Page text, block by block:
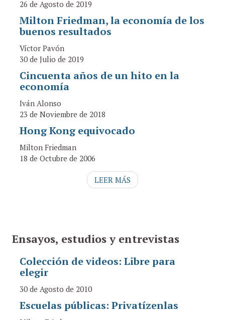
26 de Agosto de 2019
Milton Friedman, la economía de los
buenos resultados
Víctor Pavón
30 de Julio de 2019
Cincuenta años de un hito en la
economía
Iván Alonso
23 de Noviembre de 2018
Hong Kong equivocado
Milton Friedman
18 de Octubre de 2006
LEER MÁS
Ensayos, estudios y entrevistas
Colección de videos: Libre para
elegir
30 de Agosto de 2010
Escuelas públicas: Privatízenlas